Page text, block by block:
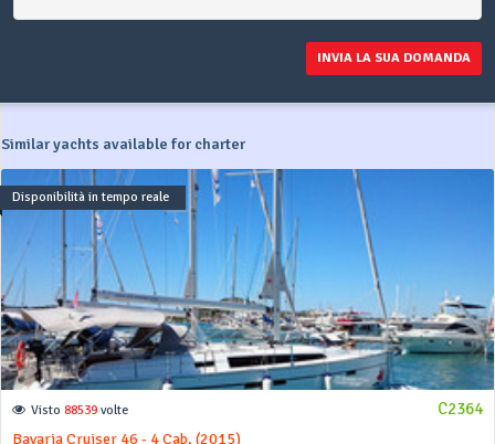
INVIA LA SUA DOMANDA
Similar yachts available for charter
Disponibilità in tempo reale
C2364
Visto 88539 volte
Bavaria Cruiser 46 - 4 Cab. (2015)